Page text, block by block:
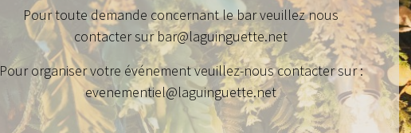
Pour toute demande concernant le bar veuillez nous
contacter sur bar@laguinguette.net
Pour organiser votre événement veuillez-nous contacter sur :
evenementiel@laguinguette.net